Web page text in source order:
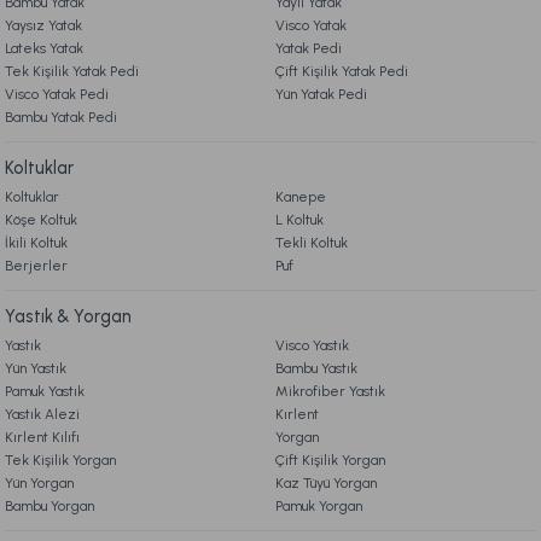
Leris Bouquet Mum Rose Vanilya 200 gr
849,00 TL
199,00 TL
Harmony Nude Kolonya 100 ml
999,00 TL
Luxury Noir Display Kolonya 50 ml
199,00 TL
Yaysız Yatak
Visco Yatak
Lateks Yatak
Yatak Pedi
Tek Kişilik Yatak Pedi
Çift Kişilik Yatak Pedi
Visco Yatak Pedi
Yün Yatak Pedi
Bambu Yatak Pedi
Koltuklar
Koltuklar
Kanepe
Köşe Koltuk
L Koltuk
İkili Koltuk
Tekli Koltuk
Berjerler
Puf
Yastık & Yorgan
Yastık
Visco Yastık
Yün Yastık
Bambu Yastık
Pamuk Yastık
Mikrofiber Yastık
Yastık Alezi
Kırlent
Kırlent Kılıfı
Yorgan
Tek Kişilik Yorgan
Çift Kişilik Yorgan
Yün Yorgan
Kaz Tüyü Yorgan
Bambu Yorgan
Pamuk Yorgan